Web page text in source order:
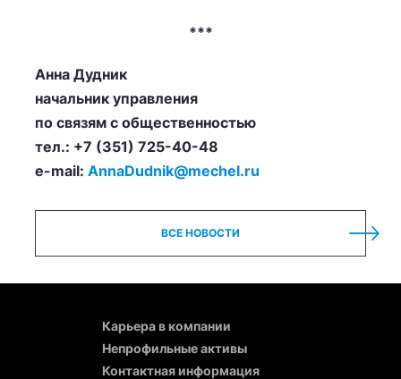
***
Анна Дудник
начальник управления
по связям с общественностью
тел.: +7 (351) 725-40-48
e-mail: AnnaDudnik@mechel.ru
ВСЕ НОВОСТИ
Карьера в компании
Непрофильные активы
Контактная информация